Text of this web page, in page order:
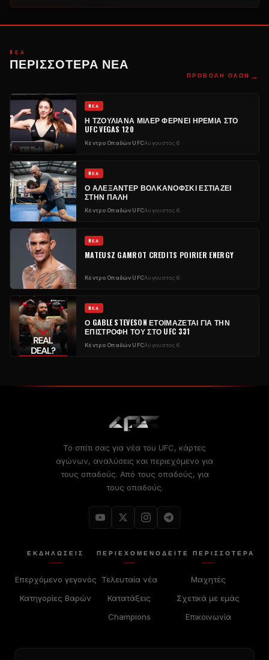
NΈΑ
ΠΕΡΙΣΣΌΤΕΡΑ ΝΈΑ
ΠΡΟΒΟΛΉ ΌΛΩΝ →
NΈΑ
Η ΤΖΟΥΛΙΆΝΑ ΜΊΛΕΡ ΦΈΡΝΕΙ ΗΡΕΜΊΑ ΣΤΟ
UFC VEGAS 120
Κέντρο Οπαδών UFCΑύγουστος 6
NΈΑ
Ο ΑΛΕΞΆΝΤΕΡ ΒΟΛΚΑΝΌΦΣΚΙ ΕΣΤΙΆΖΕΙ
ΣΤΗΝ ΠΆΛΗ
Κέντρο Οπαδών UFCΑύγουστος 6
NΈΑ
MATEUSZ GAMROT CREDITS POIRIER ENERGY
Κέντρο Οπαδών UFCΑύγουστος 6
NΈΑ
Ο GABLE STEVESON ΕΤΟΙΜΆΖΕΤΑΙ ΓΙΑ ΤΗΝ
ΕΠΙΣΤΡΟΦΉ ΤΟΥ ΣΤΟ UFC 331
Κέντρο Οπαδών UFCΑύγουστος 6
Το σπίτι σας για νέα του UFC, κάρτες
αγώνων, αναλύσεις και περιεχόμενο για
τους οπαδούς. Από τους οπαδούς, για
τους οπαδούς.
ΕΚΔΗΛΏΣΕΙΣ
Επερχόμενο γεγονός
Κατηγορίες Βαρών
ΠΕΡΙΕΧΌΜΕΝΟ
Τελευταία νέα
Κατατάξεις
Champions
ΔΕΊΤΕ ΠΕΡΙΣΣΟΤΕΡΑ
Μαχητές
Σχετικά με εμάς
Επικοινωνία